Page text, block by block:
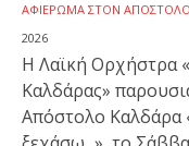
ΑΦΙΈΡΩΜΑ ΣΤΟΝ ΑΠΌΣΤΟΛΟ
2026
Η Λαϊκή Ορχήστρα
Καλδάρας»
Απόστολο Καλδάρα